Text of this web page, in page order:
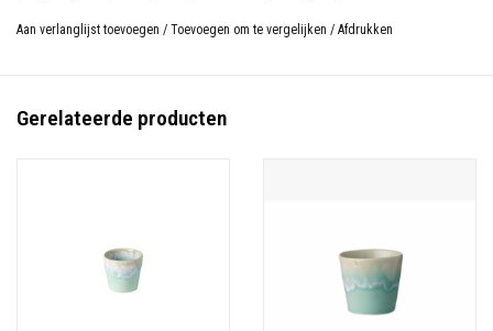
Aan verlanglijst toevoegen / Toevoegen om te vergelijken / Afdrukken
Gerelateerde producten